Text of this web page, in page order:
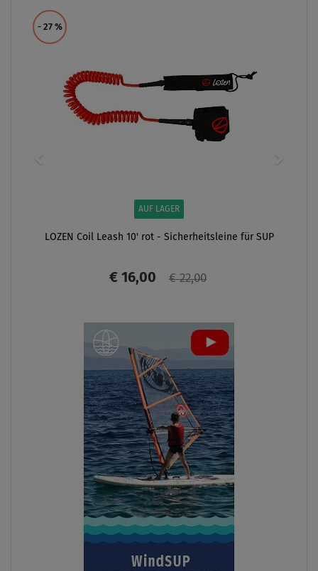
- 27 %
AUF LAGER
LOZEN Coil Leash 10' rot - Sicherheitsleine für SUP
€ 16,00 € 22,00
ANZEIGEN